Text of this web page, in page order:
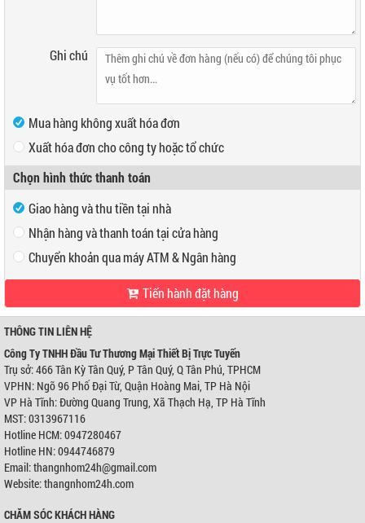
Ghi chú
Mua hàng không xuất hóa đơn
Xuất hóa đơn cho công ty hoặc tổ chức
Mã số thuế
Địa chỉ
Chọn hình thức thanh toán
Giao hàng và thu tiền tại nhà
Nhận hàng và thanh toán tại cửa hàng
Địa chỉ:466 Tân Kỳ Tân Quý, P Tân Quý, Q Tân Phú, TPHCM
Điện thoại:
VP Hà Nội:
Địa chỉ:Ngõ 96 Phố Đại Từ, Quận Hoàng Mai, TP Hà Nội
Điện thoại:0944746879
Chuyển khoản qua máy ATM & Ngân hàng
Ngân hàng Ngoại thương Việt Nam
Chi nhánh:Chi nhánh Hùng Vương
Chủ TK:Công ty TNHH Đầu Tư TM Thiết Bị Trực Tuyến
Số TK:0421000489933
Chủ TK:
Số TK:
Tiến hành đặt hàng
THÔNG TIN LIÊN HỆ
Công Ty TNHH Đầu Tư Thương Mại Thiết Bị Trực Tuyến
Trụ sở: 466 Tân Kỳ Tân Quý, P Tân Quý, Q Tân Phú, TPHCM
VPHN: Ngõ 96 Phố Đại Từ, Quận Hoàng Mai, TP Hà Nội
VP Hà Tĩnh: Đường Quang Trung, Xã Thạch Hạ, TP Hà Tĩnh
MST: 0313967116
Hotline HCM: 0947280467
Hotline HN: 0944746879
Email: thangnhom24h@gmail.com
Website: thangnhom24h.com
CHĂM SÓC KHÁCH HÀNG